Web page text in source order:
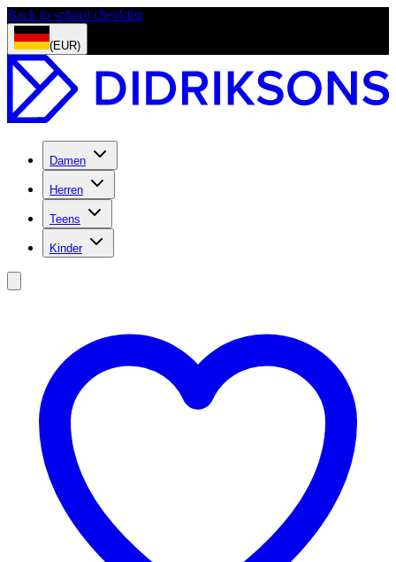
Back to school checklist
(EUR)
Damen
Herren
Teens
Kinder